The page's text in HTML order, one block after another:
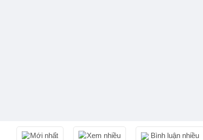
Mới nhất Xem nhiều Bình luận nhiều